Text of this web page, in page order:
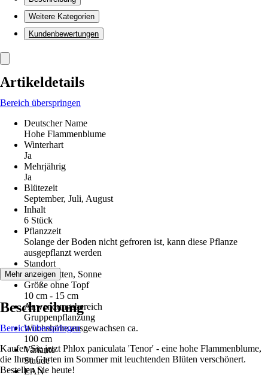
Weitere Kategorien
Kundenbewertungen
Artikeldetails
Bereich überspringen
Deutscher Name
Hohe Flammenblume
Winterhart
Ja
Mehrjährig
Ja
Blütezeit
September, Juli, August
Inhalt
6 Stück
Pflanzzeit
Solange der Boden nicht gefroren ist, kann diese Pflanze
ausgepflanzt werden
Standort
Halbschatten, Sonne
Größe ohne Topf
10 cm - 15 cm
Anwendungsbereich
Gruppenpflanzung
Wuchshöhe ausgewachsen ca.
100 cm
Variante
Staude
EAN
Mehr anzeigen
Beschreibung
Bereich überspringen
Kaufen Sie jetzt Phlox paniculata 'Tenor' - eine hohe Flammenblume,
die Ihren Garten im Sommer mit leuchtenden Blüten verschönert.
Bestellen Sie heute!